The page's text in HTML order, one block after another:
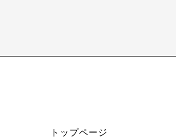
トップページ